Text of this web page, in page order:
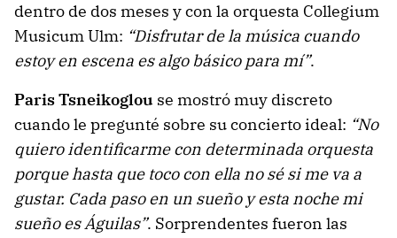
dentro de dos meses y con la orquesta Collegium
Musicum Ulm: “Disfrutar de la música cuando
estoy en escena es algo básico para mí”.
Paris Tsneikoglou se mostró muy discreto
cuando le pregunté sobre su concierto ideal: “No
quiero identificarme con determinada orquesta
porque hasta que toco con ella no sé si me va a
gustar. Cada paso en un sueño y esta noche mi
sueño es Águilas”. Sorprendentes fueron las